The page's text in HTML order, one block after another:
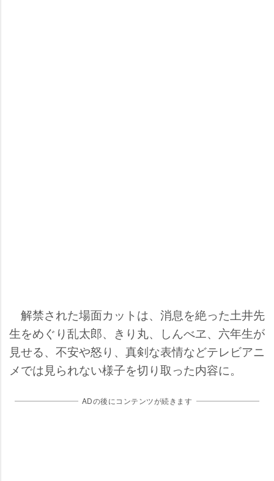
解禁された場面カットは、消息を絶った土井先
生をめぐり乱太郎、きり丸、しんべヱ、六年生が
見せる、不安や怒り、真剣な表情などテレビアニ
メでは見られない様子を切り取った内容に。
ADの後にコンテンツが続きます